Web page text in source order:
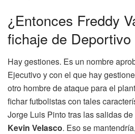
¿Entonces Freddy
fichaje de Deportivo
Hay gestiones. Es un nombre
Ejecutivo y con el que hay
otro hombre de ataque para el
fichar futbolistas con tales
Jorge Luis Pinto tras las salidas de
Kevin Velasco. Eso se